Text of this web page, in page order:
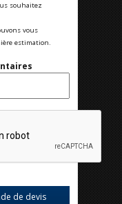
souhaitez
vous
estimation.